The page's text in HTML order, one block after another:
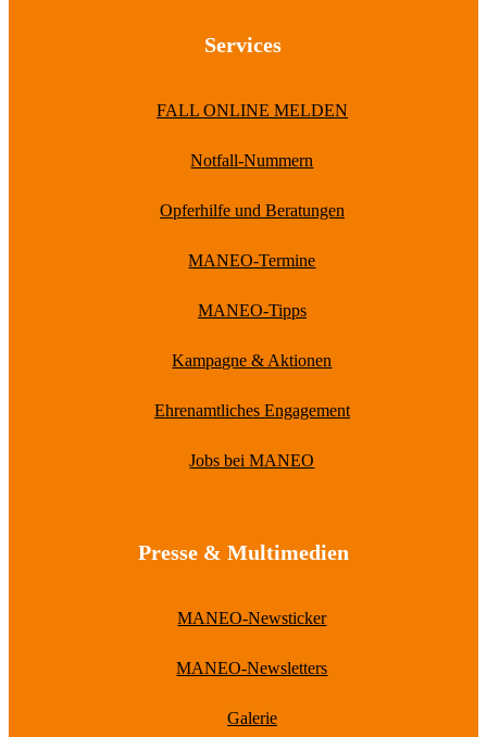
Services
FALL ONLINE MELDEN
Notfall-Nummern
Opferhilfe und Beratungen
MANEO-Termine
MANEO-Tipps
Kampagne & Aktionen
Ehrenamtliches Engagement
Jobs bei MANEO
Presse & Multimedien
MANEO-Newsticker
MANEO-Newsletters
Galerie